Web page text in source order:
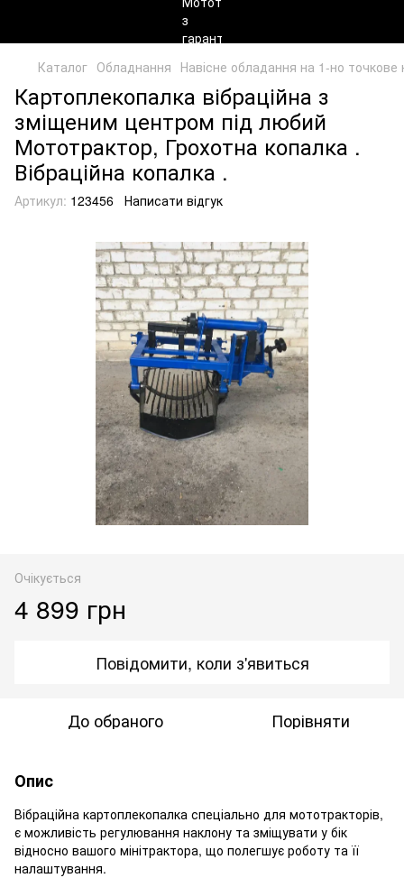
Каталог Обладнання Навісне обладання на 1-но
Картоплекопалка вібраційна з
зміщеним центром під любий
Мототрактор, Грохотна копалка .
Вібраційна копалка .
Артикул: 123456 Написати відгук
Очікується
4 899 грн
Повідомити, коли з'явиться
До обраного Порівняти
Опис
Вібраційна картоплекопалка спеціально для мототракторів,
є можливість регулювання наклону та зміщувати у бік
відносно вашого мінітрактора, що полегшує роботу та її
налаштування.